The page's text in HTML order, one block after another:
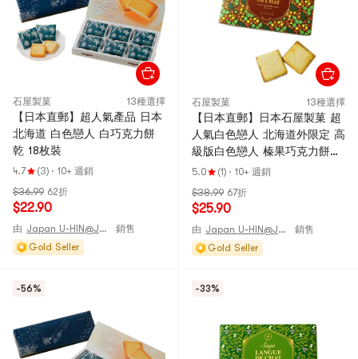
石屋製菓 13種選擇
【日本直郵】超人氣產品 日本
北海道 白色戀人 白巧克力餅
乾 18枚裝
4.7 (3) · 10+ 週銷
$36.99 62折
$22.90
由 Japan U-HIN@JAPAN
銷售
Gold Seller
石屋製菓 13種選擇
【日本直郵】日本石屋製菓 超
人氣白色戀人 北海道外限定 高
級版白色戀人 榛果巧克力餅乾
12枚裝
5.0 (1) · 10+ 週銷
$38.99 67折
$25.90
由 Japan U-HIN@JAPAN
銷售
Gold Seller
-56% -33%